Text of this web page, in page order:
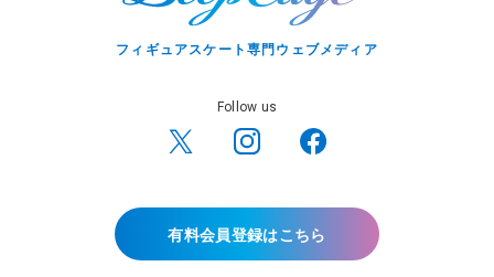
フィギュアスケート専門ウェブメディア
Follow us
有料会員登録はこちら